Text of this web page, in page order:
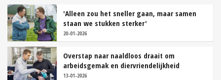
'Alleen zou het sneller gaan, maar samen
staan we stukken sterker'
20-01-2026
Overstap naar naaldloos draait om
arbeidsgemak en diervriendelijkheid
13-01-2026